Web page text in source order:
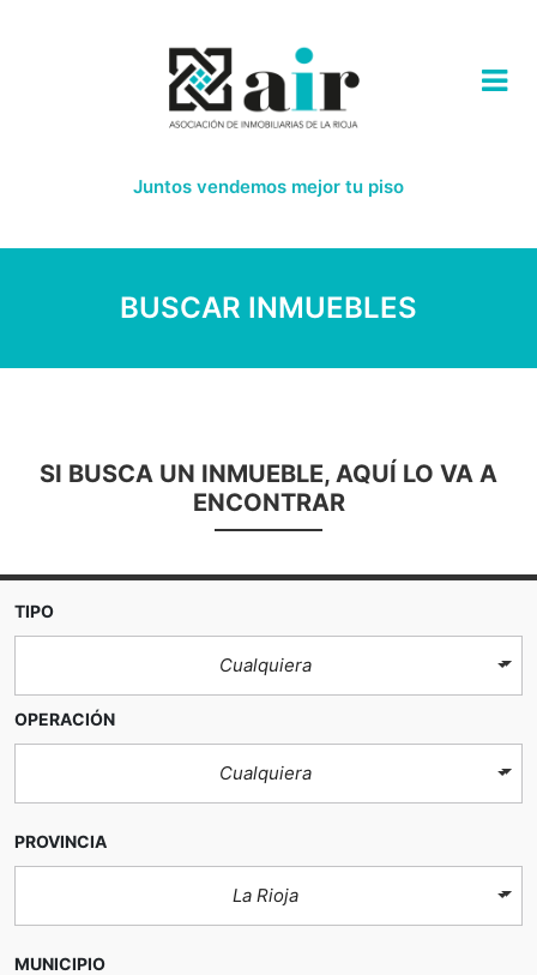
Juntos vendemos mejor tu piso
BUSCAR INMUEBLES
SI BUSCA UN INMUEBLE, AQUÍ LO VA A
ENCONTRAR
TIPO
Cualquiera
OPERACIÓN
Cualquiera
PROVINCIA
La Rioja
MUNICIPIO